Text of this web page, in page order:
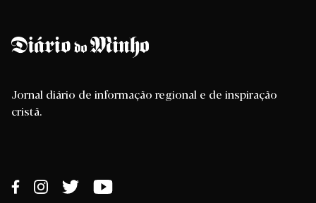
Jornal diário de informação regional e de inspiração
cristã.